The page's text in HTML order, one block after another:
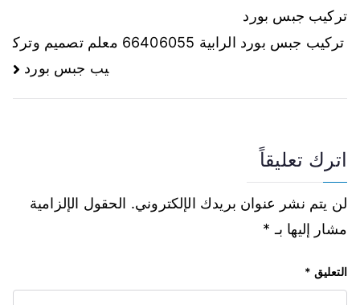
تركيب جبس بورد
تركيب جبس بورد الرابية 66406055 معلم تصميم وترك
يب جبس بورد
اترك تعليقاً
لن يتم نشر عنوان بريدك الإلكتروني. الحقول الإلزامية
مشار إليها بـ *
التعليق *